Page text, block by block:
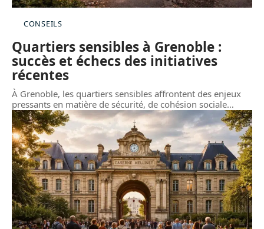
CONSEILS
Quartiers sensibles à Grenoble :
succès et échecs des initiatives
récentes
À Grenoble, les quartiers sensibles affrontent des enjeux
pressants en matière de sécurité, de cohésion sociale…